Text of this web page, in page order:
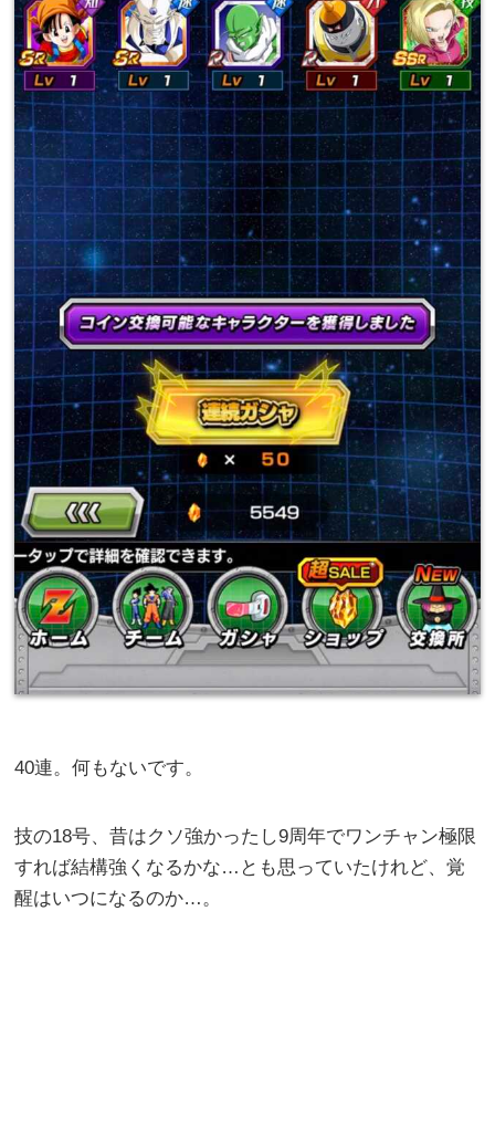
40連。何もないです。
技の18号、昔はクソ強かったし9周年でワンチャン極限
すれば結構強くなるかな…とも思っていたけれど、覚
醒はいつになるのか…。